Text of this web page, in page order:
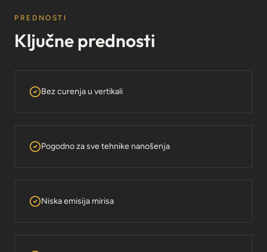
PREDNOSTI
Ključne prednosti
Bez curenja u vertikali
Pogodno za sve tehnike nanošenja
Niska emisija mirisa